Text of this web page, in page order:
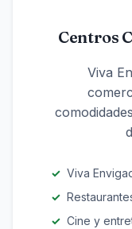
Centros
Viva
Viva
Cine y